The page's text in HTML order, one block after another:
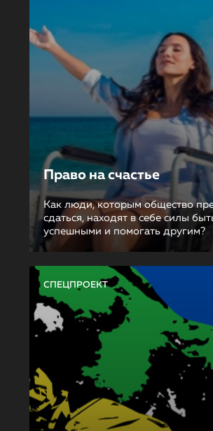
Право на счастье
Как люди, которым общество
сдаться, находят в себе силы
успешными и помогать другим?
СПЕЦПРОЕКТ